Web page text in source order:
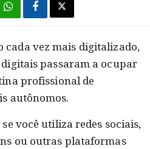
cada vez mais digitalizado,
passaram a ocupar
profissional de
autônomos.
você utiliza redes sociais,
ou outras plataformas